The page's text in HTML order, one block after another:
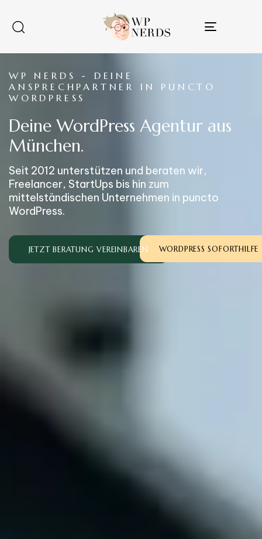
Toggle
WP NERDS - DEINE
ANSPRECHPARTNER IN PUNCTO
WORDPRESS
Deine WordPress Agentur aus
München.
Seit 2012 unterstützen und beraten wir,
Freelancer, StartUps bis hin zum
mittelständischen Unternehmen in puncto
WordPress.
JETZT BERATUNG VEREINBAREN WORDPRESS SOFORTHILFE